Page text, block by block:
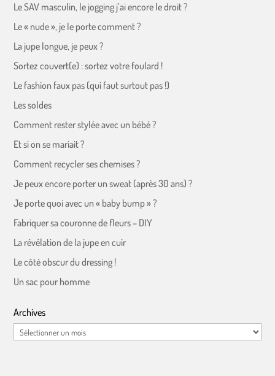
Le SAV masculin, le jogging j’ai encore le droit ?
Le « nude », je le porte comment ?
La jupe longue, je peux ?
Sortez couvert(e) : sortez votre foulard !
Le fashion faux pas (qui faut surtout pas !)
Les soldes
Comment rester stylée avec un bébé ?
Et si on se mariait ?
Comment recycler ses chemises ?
Je peux encore porter un sweat (après 30 ans) ?
Je porte quoi avec un « baby bump » ?
Fabriquer sa couronne de fleurs – DIY
La révélation de la jupe en cuir
Le côté obscur du dressing !
Un sac pour homme
Archives
Archives